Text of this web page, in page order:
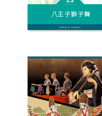
八王子獅子舞